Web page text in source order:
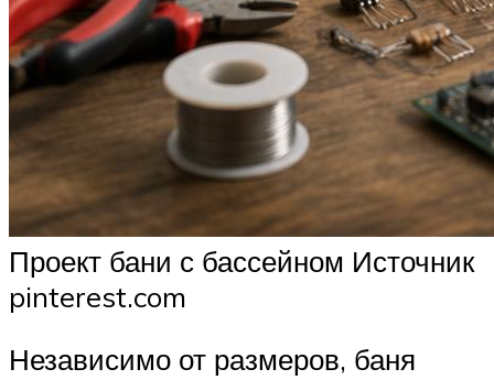
Проект бани с бассейном Источник
pinterest.com
Независимо от размеров, баня